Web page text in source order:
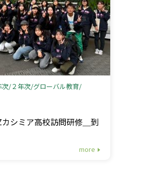
次 ２年次 グローバル教育
シミア高校訪問研修＿到
more